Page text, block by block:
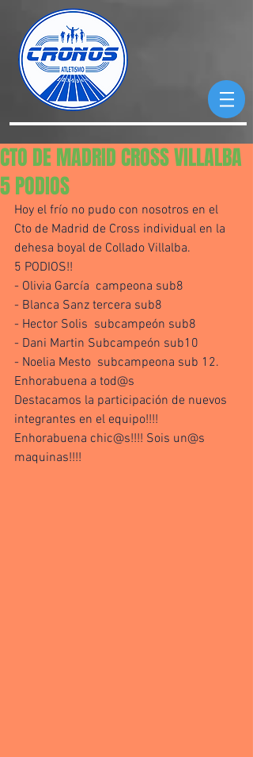
CTO DE MADRID CROSS VILLALBA
5 PODIOS
Hoy el frío no pudo con nosotros en el
Cto de Madrid de Cross individual en la
dehesa boyal de Collado Villalba.
5 PODIOS!!
- Olivia García  campeona sub8
- Blanca Sanz tercera sub8
- Hector Solis  subcampeón sub8
- Dani Martin Subcampeón sub10
- Noelia Mesto  subcampeona sub 12.
Enhorabuena a tod@s
Destacamos la participación de nuevos
integrantes en el equipo!!!!
Enhorabuena chic@s!!!! Sois un@s
maquinas!!!!